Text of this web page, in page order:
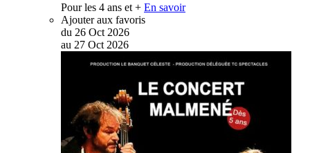
Pour les 4 ans et + En savoir
Ajouter aux favoris
du 26 Oct 2026
au 27 Oct 2026